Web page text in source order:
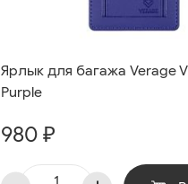
Ярлык для багажа Verage
Purple
980 ₽